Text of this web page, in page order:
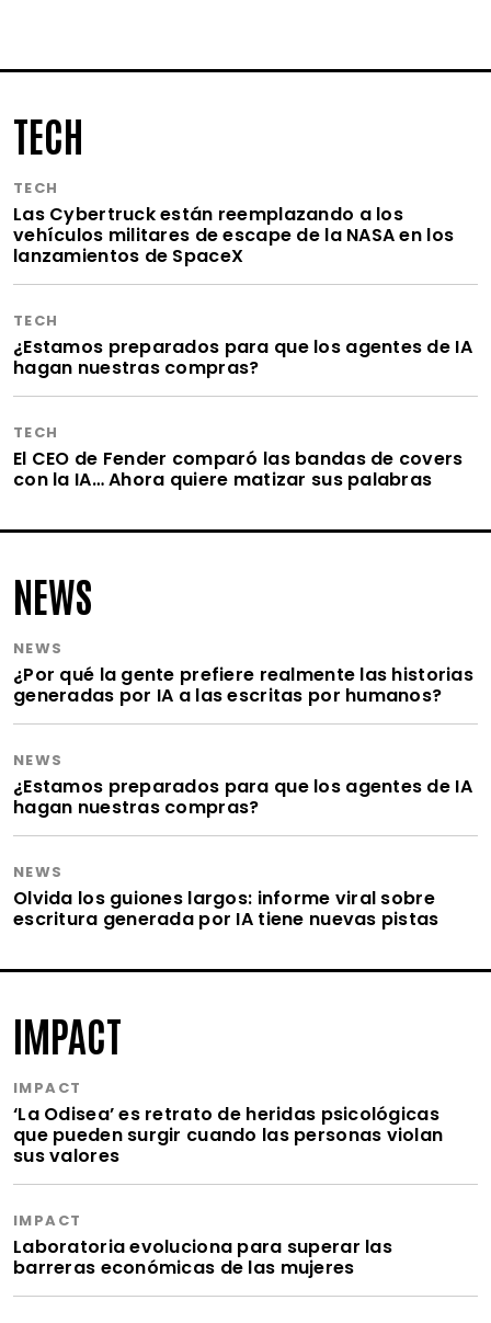
TECH
TECH
Las Cybertruck están reemplazando a los
vehículos militares de escape de la NASA en los
lanzamientos de SpaceX
TECH
¿Estamos preparados para que los agentes de IA
hagan nuestras compras?
TECH
El CEO de Fender comparó las bandas de covers
con la IA… Ahora quiere matizar sus palabras
NEWS
NEWS
¿Por qué la gente prefiere realmente las historias
generadas por IA a las escritas por humanos?
NEWS
¿Estamos preparados para que los agentes de IA
hagan nuestras compras?
NEWS
Olvida los guiones largos: informe viral sobre
escritura generada por IA tiene nuevas pistas
IMPACT
IMPACT
‘La Odisea’ es retrato de heridas psicológicas
que pueden surgir cuando las personas violan
sus valores
IMPACT
Laboratoria evoluciona para superar las
barreras económicas de las mujeres